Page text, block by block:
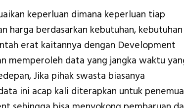
keperluan dimana keperluan tiap
harga berdasarkan kebutuhan, kebutuhan
erat kaitannya dengan Development
memperoleh data yang jangka waktu
Jika pihak swasta biasanya
ini acap kali diterapkan untuk